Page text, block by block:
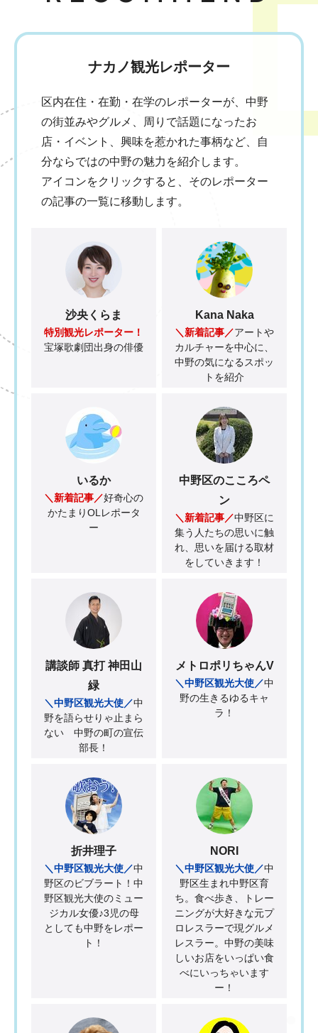
ナカノ観光レポーター
区内在住・在勤・在学のレポーターが、中野
の街並みやグルメ、周りで話題になったお
店・イベント、興味を惹かれた事柄など、自
分ならではの中野の魅力を紹介します。
アイコンをクリックすると、そのレポーター
の記事の一覧に移動します。
沙央くらま
特別観光レポーター！
宝塚歌劇団出身の俳優
Kana Naka
＼新着記事／アートや
カルチャーを中心に、
中野の気になるスポッ
トを紹介
いるか
＼新着記事／好奇心の
かたまりOLレポータ
ー
中野区のこころペ
ン
＼新着記事／中野区に
集う人たちの思いに触
れ、思いを届ける取材
をしていきます！
講談師 真打 神田山
緑
＼中野区観光大使／中
野を語らせりゃ止まら
ない 中野の町の宣伝
部長！
メトロポリちゃんV
＼中野区観光大使／中
野の生きるゆるキャ
ラ！
折井理子
＼中野区観光大使／中
野区のビブラート！中
野区観光大使のミュー
ジカル女優♪3児の母
としても中野をレポー
ト！
NORI
＼中野区観光大使／中
野区生まれ中野区育
ち。食べ歩き、トレー
ニングが大好きな元プ
ロレスラーで現グルメ
レスラー。中野の美味
しいお店をいっぱい食
べにいっちゃいます
ー！